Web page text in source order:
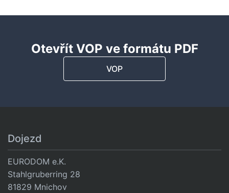
Otevřít VOP ve formátu PDF
VOP
Dojezd
EURODOM e.K.
Stahlgruberring 28
81829 Mnichov